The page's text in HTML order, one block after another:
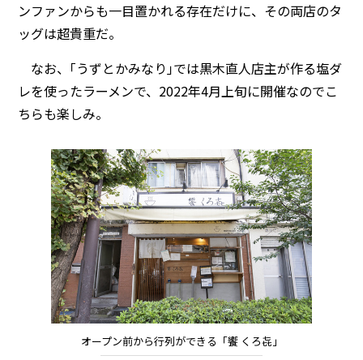
ンファンからも一目置かれる存在だけに、その両店のタ
ッグは超貴重だ。
なお、｢うずとかみなり｣では黒木直人店主が作る塩ダ
レを使ったラーメンで、2022年4月上旬に開催なのでこ
ちらも楽しみ。
オープン前から行列ができる「饗 くろ㐂」